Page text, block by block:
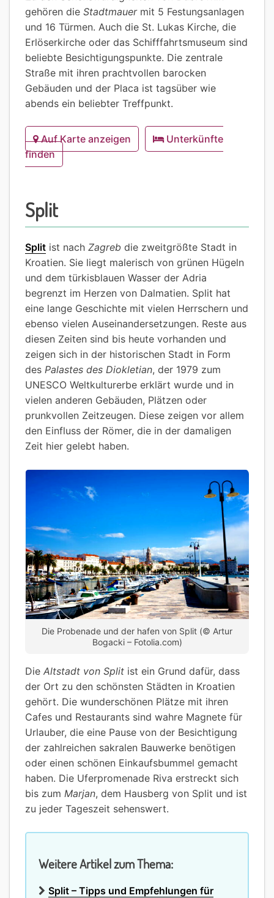
gehören die Stadtmauer mit 5 Festungsanlagen
und 16 Türmen. Auch die St. Lukas Kirche, die
Erlöserkirche oder das Schifffahrtsmuseum sind
beliebte Besichtigungspunkte. Die zentrale
Straße mit ihren prachtvollen barocken
Gebäuden und der Placa ist tagsüber wie
abends ein beliebter Treffpunkt.
Auf Karte anzeigen
Unterkünfte
finden
Split
Split ist nach Zagreb die zweitgrößte Stadt in
Kroatien. Sie liegt malerisch von grünen Hügeln
und dem türkisblauen Wasser der Adria
begrenzt im Herzen von Dalmatien. Split hat
eine lange Geschichte mit vielen Herrschern und
ebenso vielen Auseinandersetzungen. Reste aus
diesen Zeiten sind bis heute vorhanden und
zeigen sich in der historischen Stadt in Form
des Palastes des Diokletian, der 1979 zum
UNESCO Weltkulturerbe erklärt wurde und in
vielen anderen Gebäuden, Plätzen oder
prunkvollen Zeitzeugen. Diese zeigen vor allem
den Einfluss der Römer, die in der damaligen
Zeit hier gelebt haben.
Die Probenade und der hafen von Split (© Artur
Bogacki – Fotolia.com)
Die Altstadt von Split ist ein Grund dafür, dass
der Ort zu den schönsten Städten in Kroatien
gehört. Die wunderschönen Plätze mit ihren
Cafes und Restaurants sind wahre Magnete für
Urlauber, die eine Pause von der Besichtigung
der zahlreichen sakralen Bauwerke benötigen
oder einen schönen Einkaufsbummel gemacht
haben. Die Uferpromenade Riva erstreckt sich
bis zum Marjan, dem Hausberg von Split und ist
zu jeder Tageszeit sehenswert.
Weitere Artikel zum Thema:
Split – Tipps und Empfehlungen für